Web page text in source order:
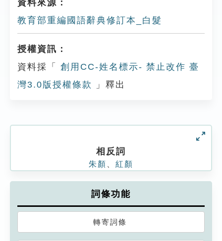
資料來源：
教育部重編國語辭典修訂本_白髮
授權資訊：
資料採「
創用CC-姓名標示- 禁止改作 臺
灣3.0版授權條款
」釋出
相反詞
朱顏 紅顏
詞條功能
轉寄詞條